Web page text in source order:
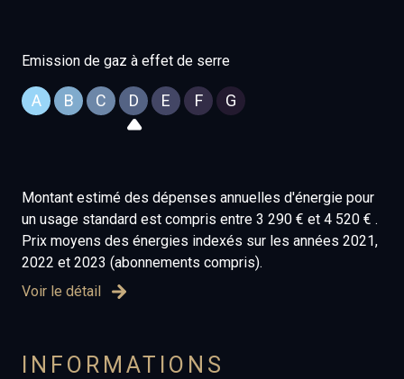
Emission de gaz à effet de serre
A B C D E F G
Montant estimé des dépenses annuelles d'énergie pour
un usage standard est compris entre 3 290 € et 4 520 € .
Prix moyens des énergies indexés sur les années 2021,
2022 et 2023 (abonnements compris).
Voir le détail
INFORMATIONS